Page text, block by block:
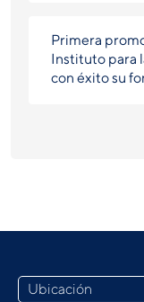
Primera
Instituto para
con éxito su
Ubicación